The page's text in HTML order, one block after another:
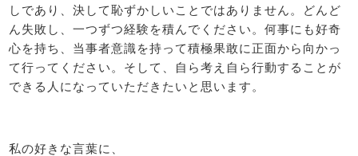
しであり、決して恥ずかしいことではありません。どんど
ん失敗し、一つずつ経験を積んでください。何事にも好奇
心を持ち、当事者意識を持って積極果敢に正面から向かっ
て行ってください。そして、自ら考え自ら行動することが
できる人になっていただきたいと思います。
私の好きな言葉に、